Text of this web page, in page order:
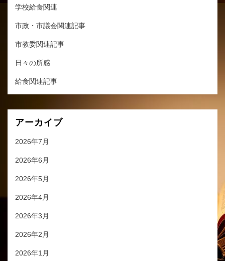
学校給食関連
市政・市議会関連記事
市教委関連記事
日々の所感
給食関連記事
アーカイブ
2026年7月
2026年6月
2026年5月
2026年4月
2026年3月
2026年2月
2026年1月